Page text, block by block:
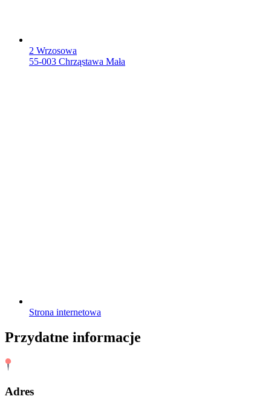
2 Wrzosowa
55-003 Chrząstawa Mała
Strona internetowa
Przydatne informacje
Adres